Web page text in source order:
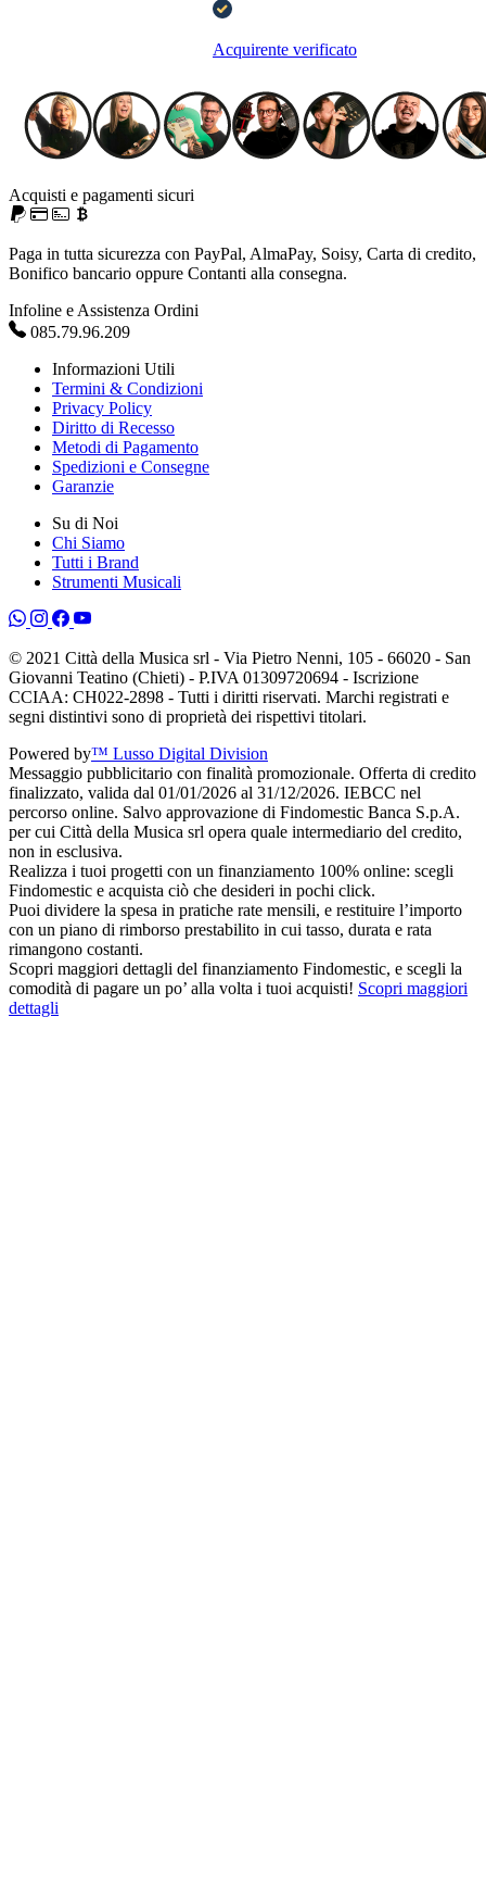
Acquirente verificato
Acquisti e pagamenti sicuri
Paga in tutta sicurezza con PayPal, AlmaPay, Soisy, Carta di credito,
Bonifico bancario oppure Contanti alla consegna.
Infoline e Assistenza Ordini
085.79.96.209
Informazioni Utili
Termini & Condizioni
Privacy Policy
Diritto di Recesso
Metodi di Pagamento
Spedizioni e Consegne
Garanzie
Su di Noi
Chi Siamo
Tutti i Brand
Strumenti Musicali
© 2021 Città della Musica srl - Via Pietro Nenni, 105 - 66020 - San
Giovanni Teatino (Chieti) - P.IVA 01309720694 - Iscrizione
CCIAA: CH022-2898 - Tutti i diritti riservati. Marchi registrati e
segni distintivi sono di proprietà dei rispettivi titolari.
Powered by™ Lusso Digital Division
Messaggio pubblicitario con finalità promozionale. Offerta di credito
finalizzato, valida dal 01/01/2026 al 31/12/2026. IEBCC nel
percorso online. Salvo approvazione di Findomestic Banca S.p.A.
per cui Città della Musica srl opera quale intermediario del credito,
non in esclusiva.
Realizza i tuoi progetti con un finanziamento 100% online: scegli
Findomestic e acquista ciò che desideri in pochi click.
Puoi dividere la spesa in pratiche rate mensili, e restituire l’importo
con un piano di rimborso prestabilito in cui tasso, durata e rata
rimangono costanti.
Scopri maggiori dettagli del finanziamento Findomestic, e scegli la
comodità di pagare un po’ alla volta i tuoi acquisti! Scopri maggiori
dettagli